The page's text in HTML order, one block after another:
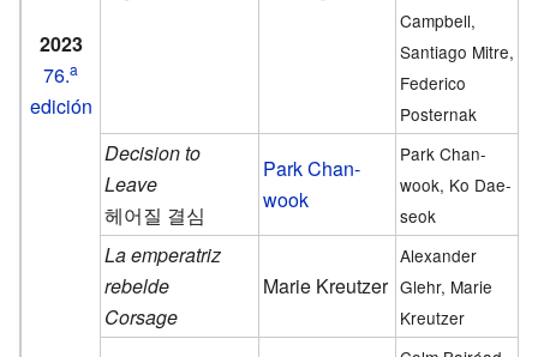
2023
76.a
edición
Campbell,
Santiago Mitre,
Federico
Posternak
Decision to
Leave
헤어질 결심
Park Chan-
wook
Park Chan-
wook, Ko Dae-
seok
La emperatriz
rebelde
Corsage
Marie Kreutzer
Alexander
Glehr, Marie
Kreutzer